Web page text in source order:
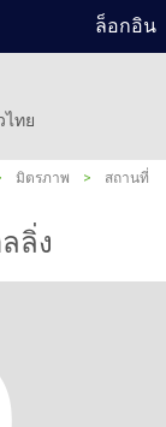
ล็อกอิน
ทย
มิตรภาพ >
สถานที่
ลิ่ง